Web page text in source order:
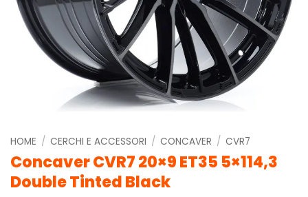
HOME / CERCHI E ACCESSORI / CONCAVER / CVR7
Concaver CVR7 20×9 ET35 5×114,3
Double Tinted Black